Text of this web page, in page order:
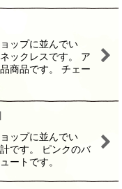
ップに並んでい
ックレスです。 ア
商品です。 チェー
ップに並んでい
です。 ピンクのバ
ートです。